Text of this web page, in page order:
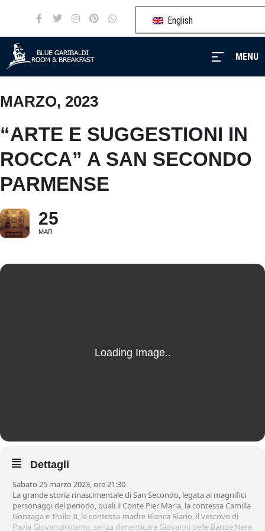
English
MENU
Blue
Garibaldi
Our
services
Rooms
Events
lunedì
MARZO, 2023
“ARTE E SUGGESTIONI IN
ROCCA” A SAN SECONDO
PARMENSE
25
MAR
Dettagli
Sabato 25 marzo 2023, ore 21:30
La grande storia rinascimentale di San Secondo, legata ai magnifici
personaggi del periodo, quali il Conte Pier Maria, la contessa Camilla
Gonzaga e Troilo II, la contessa-madre Bianca Riario, il vescovo di
Pavia Giovangirolamo, senza dimenticare Giovanni delle Bande Nere